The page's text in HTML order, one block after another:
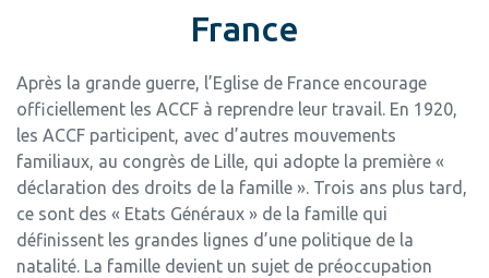
France
Après la grande guerre, l’Eglise de France encourage
officiellement les ACCF à reprendre leur travail. En 1920,
les ACCF participent, avec d’autres mouvements
familiaux, au congrès de Lille, qui adopte la première «
déclaration des droits de la famille ». Trois ans plus tard,
ce sont des « Etats Généraux » de la famille qui
définissent les grandes lignes d’une politique de la
natalité. La famille devient un sujet de préoccupation